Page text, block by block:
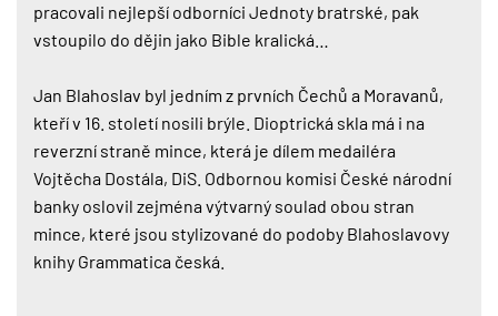
pracovali nejlepší odborníci Jednoty bratrské, pak
vstoupilo do dějin jako Bible kralická…
Jan Blahoslav byl jedním z prvních Čechů a Moravanů,
kteří v 16. století nosili brýle. Dioptrická skla má i na
reverzní straně mince, která je dílem medailéra
Vojtěcha Dostála, DiS. Odbornou komisi České národní
banky oslovil zejména výtvarný soulad obou stran
mince, které jsou stylizované do podoby Blahoslavovy
knihy Grammatica česká.